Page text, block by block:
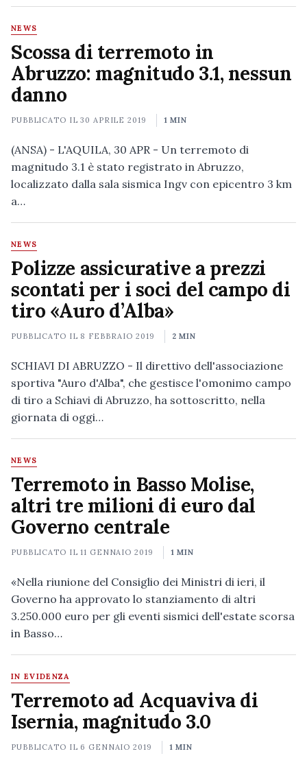
NEWS
Scossa di terremoto in
Abruzzo: magnitudo 3.1, nessun
danno
PUBBLICATO IL30 APRILE 2019 1 MIN
(ANSA) - L'AQUILA, 30 APR - Un terremoto di
magnitudo 3.1 è stato registrato in Abruzzo,
localizzato dalla sala sismica Ingv con epicentro 3 km
a…
NEWS
Polizze assicurative a prezzi
scontati per i soci del campo di
tiro «Auro d’Alba»
PUBBLICATO IL 8 FEBBRAIO 2019 2 MIN
SCHIAVI DI ABRUZZO - Il direttivo dell'associazione
sportiva "Auro d'Alba", che gestisce l'omonimo campo
di tiro a Schiavi di Abruzzo, ha sottoscritto, nella
giornata di oggi…
NEWS
Terremoto in Basso Molise,
altri tre milioni di euro dal
Governo centrale
PUBBLICATO IL11 GENNAIO 2019 1 MIN
«Nella riunione del Consiglio dei Ministri di ieri, il
Governo ha approvato lo stanziamento di altri
3.250.000 euro per gli eventi sismici dell'estate scorsa
in Basso…
IN EVIDENZA
Terremoto ad Acquaviva di
Isernia, magnitudo 3.0
PUBBLICATO IL 6 GENNAIO 2019 1 MIN